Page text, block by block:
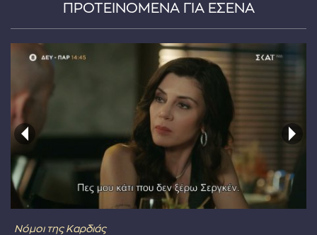
ΠΡΟΤΕΙΝΟΜΕΝΑ ΓΙΑ ΕΣΕΝΑ
Νόμοι της Καρδιάς